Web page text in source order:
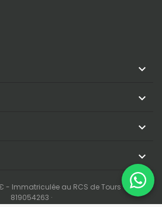




Immatriculée au RCS de Tours - SIREN :
819054263 ·